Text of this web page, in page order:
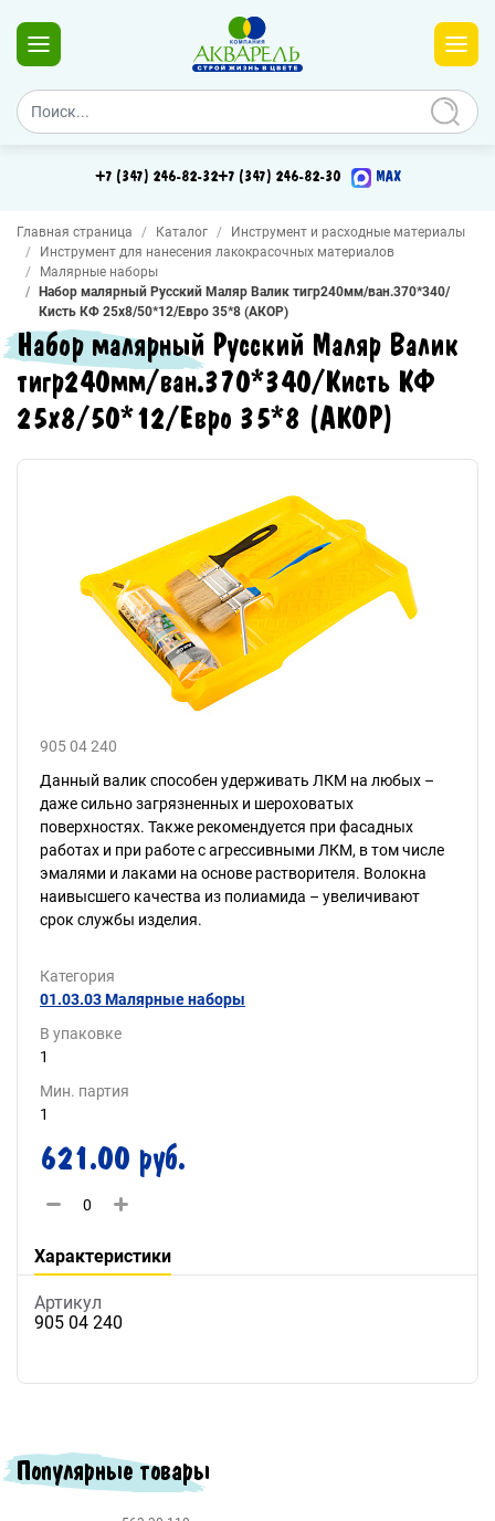
+7 (347) 246-82-32+7 (347) 246-82-30 MAX
Главная страница Каталог
Инструмент и расходные материалы
Инструмент для нанесения лакокрасочных материалов
Малярные наборы
Набор малярный Русский Маляр Валик тигр240мм/ван.370*340/
Кисть КФ 25х8/50*12/Евро 35*8 (АКОР)
Набор малярный Русский Маляр Валик
тигр240мм/ван.370*340/Кисть КФ
25х8/50*12/Евро 35*8 (АКОР)
905 04 240
Данный валик способен удерживать ЛКМ на любых –
даже сильно загрязненных и шероховатых
поверхностях. Также рекомендуется при фасадных
работах и при работе с агрессивными ЛКМ, в том числе
эмалями и лаками на основе растворителя. Волокна
наивысшего качества из полиамида – увеличивают
срок службы изделия.
Категория
01.03.03 Малярные наборы
В упаковке
1
Мин. партия
1
621.00 руб.
Характеристики
Артикул
905 04 240
Популярные товары